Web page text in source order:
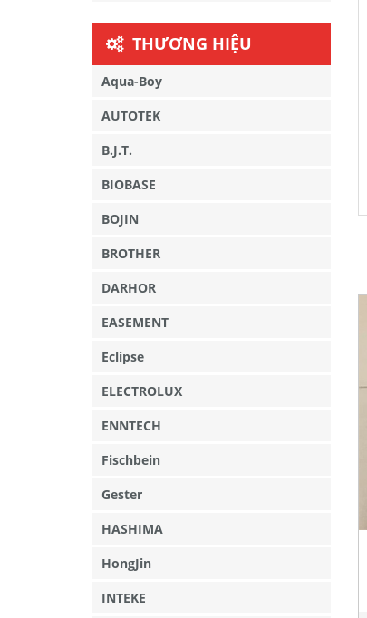
THƯƠNG HIỆU
Aqua-Boy
AUTOTEK
B.J.T.
BIOBASE
BOJIN
BROTHER
DARHOR
EASEMENT
Eclipse
ELECTROLUX
ENNTECH
Fischbein
Gester
HASHIMA
HongJin
INTEKE